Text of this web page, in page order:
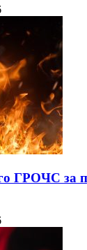
ГРОЧС за